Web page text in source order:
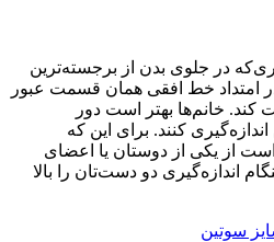
در جلوی بدن از برجسته‌ترین
خط افقی همان قسمت عبور
کند. خانم‌ها بهتر است دور
کنند. برای این که
است از یکی از دوستان یا اعضای
اندازه‌گیری دو دست‌تان را بالا
سوتین